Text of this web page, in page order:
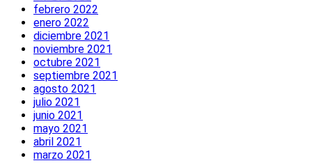
febrero 2022
enero 2022
diciembre 2021
noviembre 2021
octubre 2021
septiembre 2021
agosto 2021
julio 2021
junio 2021
mayo 2021
abril 2021
marzo 2021